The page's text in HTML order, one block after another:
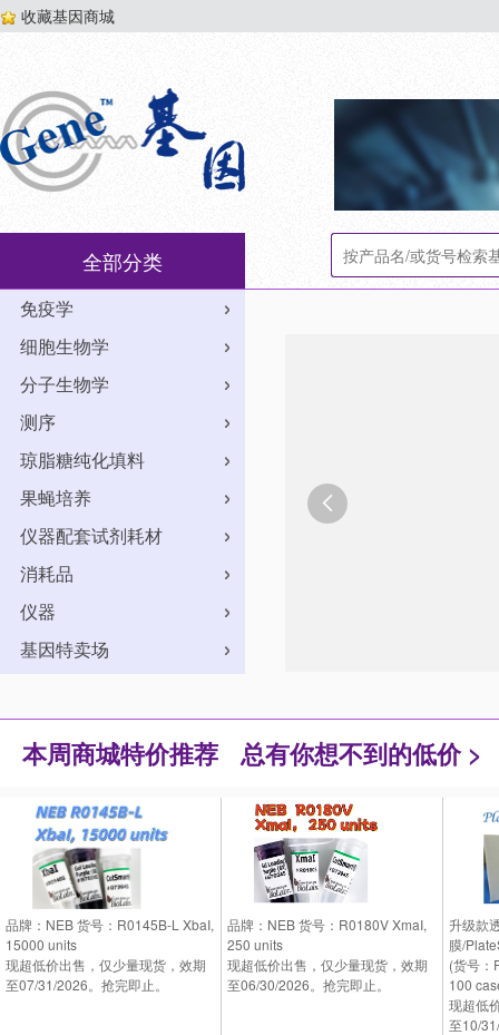
收藏基因商城
全部分类
免疫学
细胞生物学
分子生物学
测序
琼脂糖纯化填料
果蝇培养
仪器配套试剂耗材
消耗品
仪器
基因特卖场

本周商城特价推荐 总有你想不到的低价 >
品牌：NEB 货号：R0145B-L XbaI,
15000 units
现超低价出售，仅少量现货，效期
至07/31/2026。抢完即止。
品牌：NEB 货号：R0180V XmaI,
250 units
现超低价出售，仅少量现货，效期
至06/30/2026。抢完即止。
升级款
膜/
(货号：
100
现超低
至10/